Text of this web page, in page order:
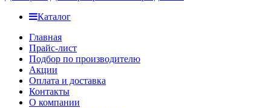
Каталог
Главная
Прайс-лист
Подбор по производителю
Акции
Оплата и доставка
Контакты
О компании